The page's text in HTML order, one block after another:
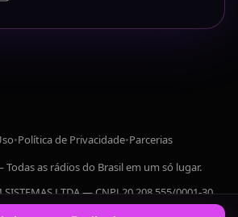
•Política de Privacidade•Parcerias
as rádios do Brasil em um só lugar.
SISTEMAS LTDA — CNPJ 20.208.555/0001-30